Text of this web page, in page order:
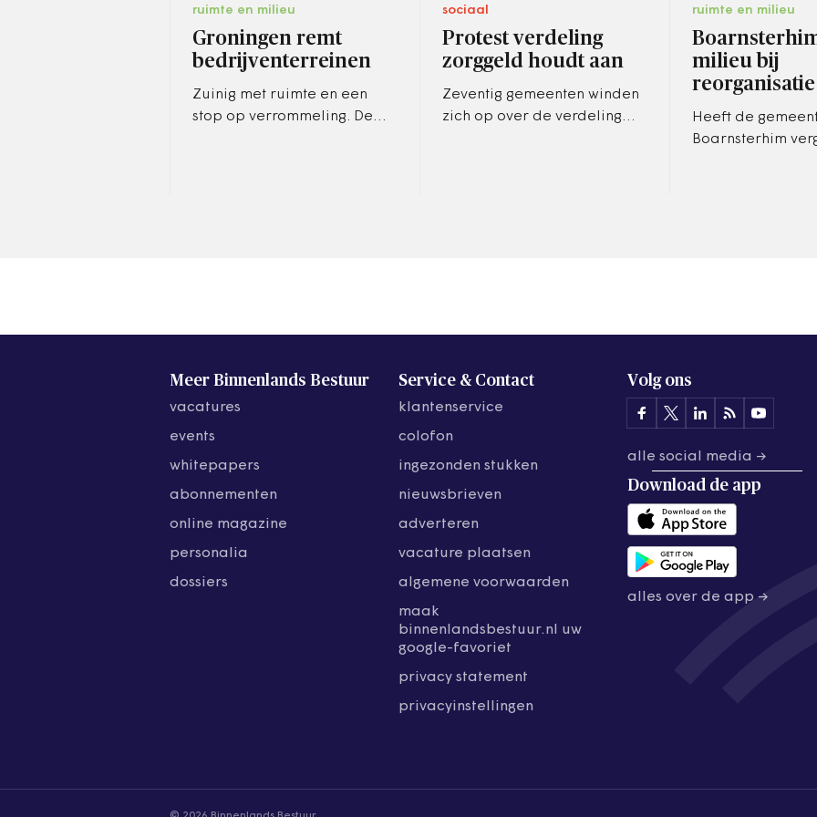
ruimte en milieu
Groningen remt
bedrijventerreinen
Zuinig met ruimte en een
stop op verrommeling. De
sociaal
Protest verdeling
zorggeld houdt aan
Zeventig gemeenten winden
zich op over de verdeling
ruimte en milieu
milieu bij
reorganisatie
Heeft de
Boarnsterhim
Meer Binnenlands Bestuur
vacatures
events
whitepapers
abonnementen
online magazine
personalia
dossiers
Service & Contact
klantenservice
colofon
ingezonden stukken
nieuwsbrieven
adverteren
vacature plaatsen
algemene voorwaarden
maak
binnenlandsbestuur.nl uw
google-favoriet
privacy statement
privacyinstellingen
Volg ons
alle social media →
Download de app
alles over de app →